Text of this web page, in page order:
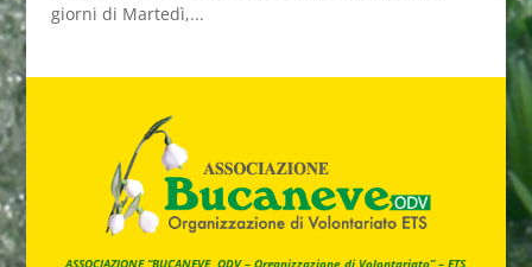
giorni di Martedì,...
ASSOCIAZIONE “BUCANEVE ODV – Organizzazione di Volontariato” – ETS